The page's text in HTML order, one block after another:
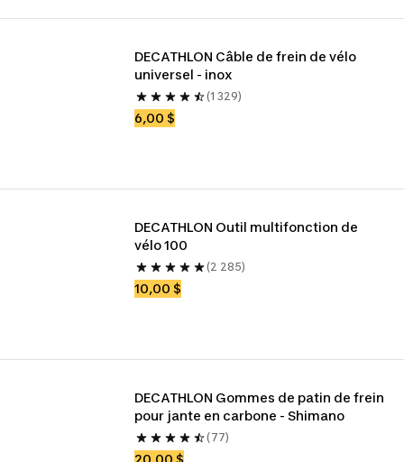
DECATHLON Câble de frein de vélo
universel - inox
(1 329)
6,00 $
DECATHLON Outil multifonction de
vélo 100
(2 285)
10,00 $
DECATHLON Gommes de patin de frein
pour jante en carbone - Shimano
(77)
20,00 $